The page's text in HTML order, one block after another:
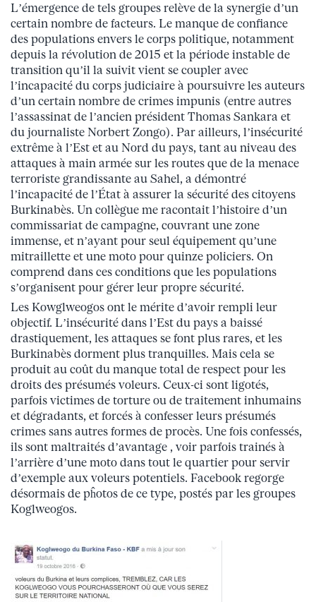
L’émergence de tels groupes relève de la synergie d’un
certain nombre de facteurs. Le manque de confiance
des populations envers le corps politique, notamment
depuis la révolution de 2015 et la période instable de
transition qu’il la suivit vient se coupler avec
l’incapacité du corps judiciaire à poursuivre les auteurs
d’un certain nombre de crimes impunis (entre autres
l’assassinat de l’ancien président Thomas Sankara et
du journaliste Norbert Zongo). Par ailleurs, l’insécurité
extrême à l’Est et au Nord du pays, tant au niveau des
attaques à main armée sur les routes que de la menace
terroriste grandissante au Sahel, a démontré
l’incapacité de l’État à assurer la sécurité des citoyens
Burkinabès. Un collègue me racontait l’histoire d’un
commissariat de campagne, couvrant une zone
immense, et n’ayant pour seul équipement qu’une
mitraillette et une moto pour quinze policiers. On
comprend dans ces conditions que les populations
s’organisent pour gérer leur propre sécurité.
Les Kowglweogos ont le mérite d’avoir rempli leur
objectif. L’insécurité dans l’Est du pays a baissé
drastiquement, les attaques se font plus rares, et les
Burkinabès dorment plus tranquilles. Mais cela se
produit au coût du manque total de respect pour les
droits des présumés voleurs. Ceux-ci sont ligotés,
parfois victimes de torture ou de traitement inhumains
et dégradants, et forcés à confesser leurs présumés
crimes sans autres formes de procès. Une fois confessés,
ils sont maltraités d’avantage , voir parfois trainés à
l’arrière d’une moto dans tout le quartier pour servir
d’exemple aux voleurs potentiels. Facebook regorge
désormais de pĥotos de ce type, postés par les groupes
Koglweogos.